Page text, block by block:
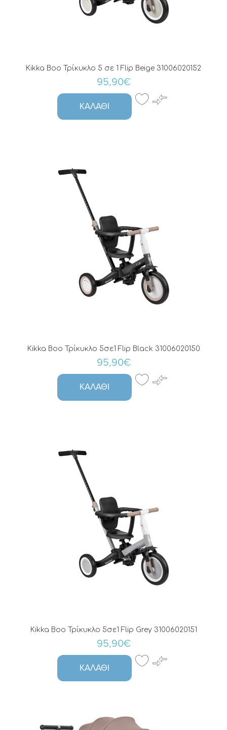
Kikka Boo Τρίκυκλο 5 σε 1 Flip Beige 31006020152
95,90€
ΚΑΛΆΘΙ
Kikka Boo Τρίκυκλο 5σε1 Flip Black 31006020150
95,90€
ΚΑΛΆΘΙ
Kikka Boo Τρίκυκλο 5σε1 Flip Grey 31006020151
95,90€
ΚΑΛΆΘΙ